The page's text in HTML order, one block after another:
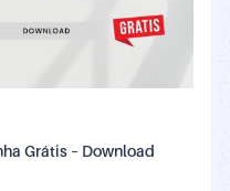
Grátis – Download